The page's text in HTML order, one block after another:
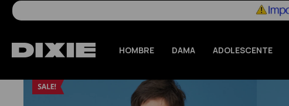
HOMBRE DAMA ADOLESCENTE